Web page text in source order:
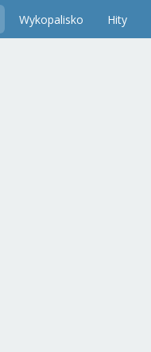
Wykopalisko Hity